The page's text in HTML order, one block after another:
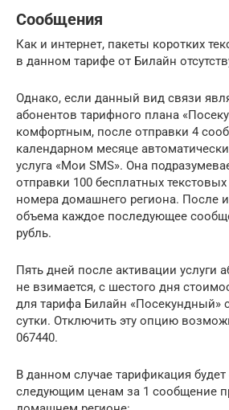
Сообщения
Как и интернет, пакеты коротких
в данном тарифе от Билайн
Однако, если данный вид связи
абонентов тарифного плана
комфортным, после отправки 4
календарном месяце
услуга «Мои SMS». Она
отправки 100 бесплатных
номера домашнего региона. После
объема каждое последующее
рубль.
Пять дней после активации услуги
не взимается, с шестого дня
для тарифа Билайн «Посекундный»
сутки. Отключить эту опцию
067440.
В данном случае тарификация
следующим ценам за 1 сообщение